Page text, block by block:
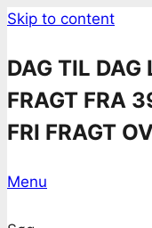
Skip to content
DAG TIL DAG
FRAGT FRA
FRI FRAGT
Menu